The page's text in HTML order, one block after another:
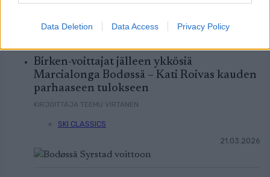
Data Deletion Data Access Privacy Policy
|
22.03.2026
Birken-voittajat jälleen ykkösiä
Marcialonga Bodøssä – Kati Roivas kauden
parhaaseen tulokseen
KIRJOITTAJA TEEMU VIRTANEN
SKI CLASSICS
21.03.2026